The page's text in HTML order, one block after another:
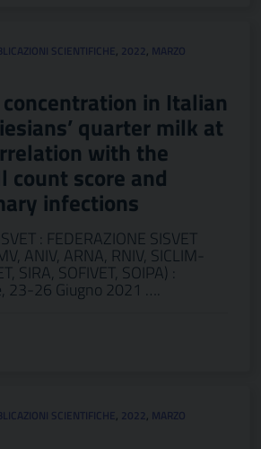
SCIENTIFICHE, 2022, MARZO
in Italian
quarter milk at
with the
count score and
infections
: FEDERAZIONE SISVET
ANIV, ARNA, RNIV, SICLIM-
SIRA, SOFIVET, SOIPA) :
23-26 Giugno 2021 ….
SCIENTIFICHE, 2022, MARZO